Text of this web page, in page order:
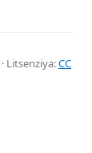
· Litsenziya:CC